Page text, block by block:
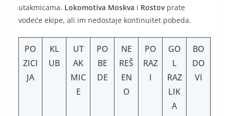
utakmicama. Lokomotiva Moskva i Rostovprate
vodeće ekipe, ali im nedostaje kontinuitet pobeda.
PO
ZICI
JA
KL
UB
UT
AK
MIC
E
PO
BE
DЕ
NE
REŠ
EN
O
PO
RAZ
I
GO
L
RAZ
LIK
A
BO
DO
VI